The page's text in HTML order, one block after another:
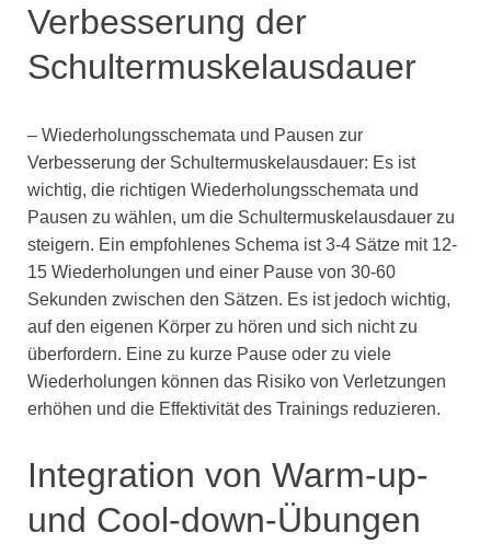
Verbesserung der
Schultermuskelausdauer
– Wiederholungsschemata und Pausen zur
Verbesserung der Schultermuskelausdauer: Es ist
wichtig, die richtigen Wiederholungsschemata und
Pausen zu wählen, um die Schultermuskelausdauer zu
steigern. Ein empfohlenes Schema ist 3-4 Sätze mit 12-
15 Wiederholungen und einer Pause von 30-60
Sekunden zwischen den Sätzen. Es ist jedoch wichtig,
auf den eigenen Körper zu hören und sich nicht zu
überfordern. Eine zu kurze Pause oder zu viele
Wiederholungen können das Risiko von Verletzungen
erhöhen und die Effektivität des Trainings reduzieren.
Integration von Warm-up-
und Cool-down-Übungen